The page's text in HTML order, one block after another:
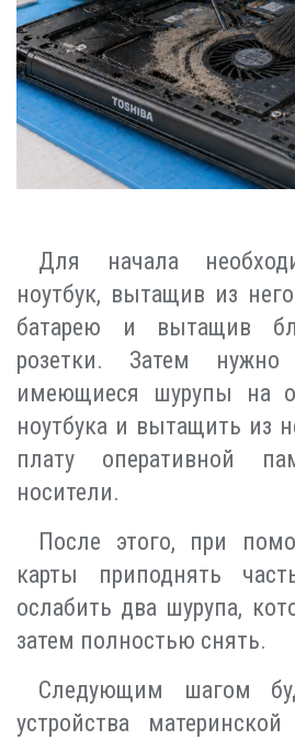
Для начала
ноутбук, вытащив из
батарею и вытащив
розетки. Затем нужно
имеющиеся шурупы на
ноутбука и вытащить из
плату оперативной
носители.
После этого, при
карты приподнять
ослабить два шурупа,
затем полностью снять.
Следующим шагом
устройства